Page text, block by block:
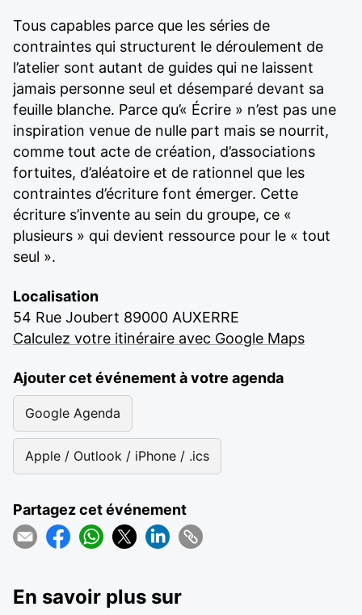
Tous capables parce que les séries de
contraintes qui structurent le déroulement de
l’atelier sont autant de guides qui ne laissent
jamais personne seul et désemparé devant sa
feuille blanche. Parce qu’« Écrire » n’est pas une
inspiration venue de nulle part mais se nourrit,
comme tout acte de création, d’associations
fortuites, d’aléatoire et de rationnel que les
contraintes d’écriture font émerger. Cette
écriture s’invente au sein du groupe, ce «
plusieurs » qui devient ressource pour le « tout
seul ».
Localisation
54 Rue Joubert 89000 AUXERRE
Calculez votre itinéraire avec Google Maps
Ajouter cet événement à votre agenda
Google Agenda
Apple / Outlook / iPhone / .ics
Partagez cet événement
En savoir plus sur